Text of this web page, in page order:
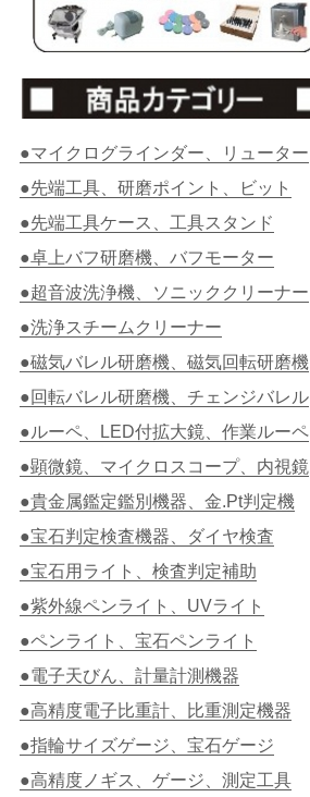
●マイクログラインダー、リューター
●先端工具、研磨ポイント、ビット
●先端工具ケース、工具スタンド
●卓上バフ研磨機、バフモーター
●超音波洗浄機、ソニッククリーナー
●洗浄スチームクリーナー
●磁気バレル研磨機、磁気回転研磨機
●回転バレル研磨機、チェンジバレル
●ルーペ、LED付拡大鏡、作業ルーペ
●顕微鏡、マイクロスコープ、内視鏡
●貴金属鑑定鑑別機器、金.Pt判定機
●宝石判定検査機器、ダイヤ検査
●宝石用ライト、検査判定補助
●紫外線ペンライト、UVライト
●ペンライト、宝石ペンライト
●電子天びん、計量計測機器
●高精度電子比重計、比重測定機器
●指輪サイズゲージ、宝石ゲージ
●高精度ノギス、ゲージ、測定工具